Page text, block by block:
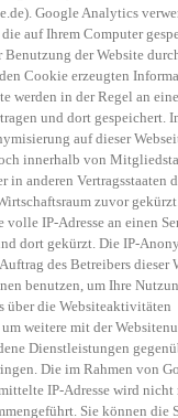
Google Analytics
die auf Ihrem Computer
der Website
Cookie erzeugten
werden in der Regel an
und dort gespeichert.
auf dieser
innerhalb von
in anderen Vertragsstaaten
zuvor
volle IP-Adresse an einen
dort gekürzt. Die IP-
des Betreibers dieser
benutzen, um Ihre
über die Websiteaktivitäten
weitere mit der
Dienstleistungen
Die im Rahmen von
IP-Adresse wird nicht
Sie können die